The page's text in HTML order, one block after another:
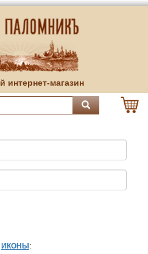
интернет-магазин
ИКОНЫ :